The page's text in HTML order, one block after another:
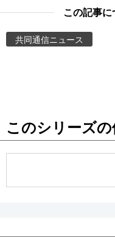
Images
People
この記事
共同通信ニュース
このシリーズ